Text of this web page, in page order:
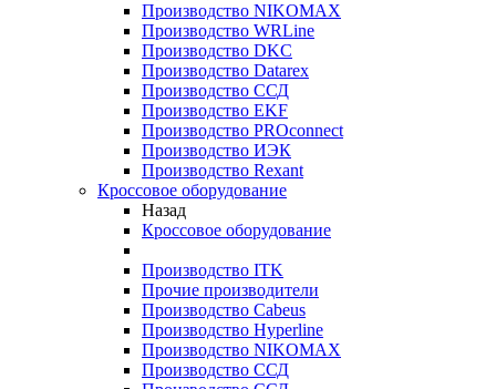
Производство NIKOMAX
Производство WRLine
Производство DKC
Производство Datarex
Производство ССД
Производство EKF
Производство PROconnect
Производство ИЭК
Производство Rexant
Кроссовое оборудование
Назад
Кроссовое оборудование
Производство ITK
Прочие производители
Производство Cabeus
Производство Hyperline
Производство NIKOMAX
Производство ССД